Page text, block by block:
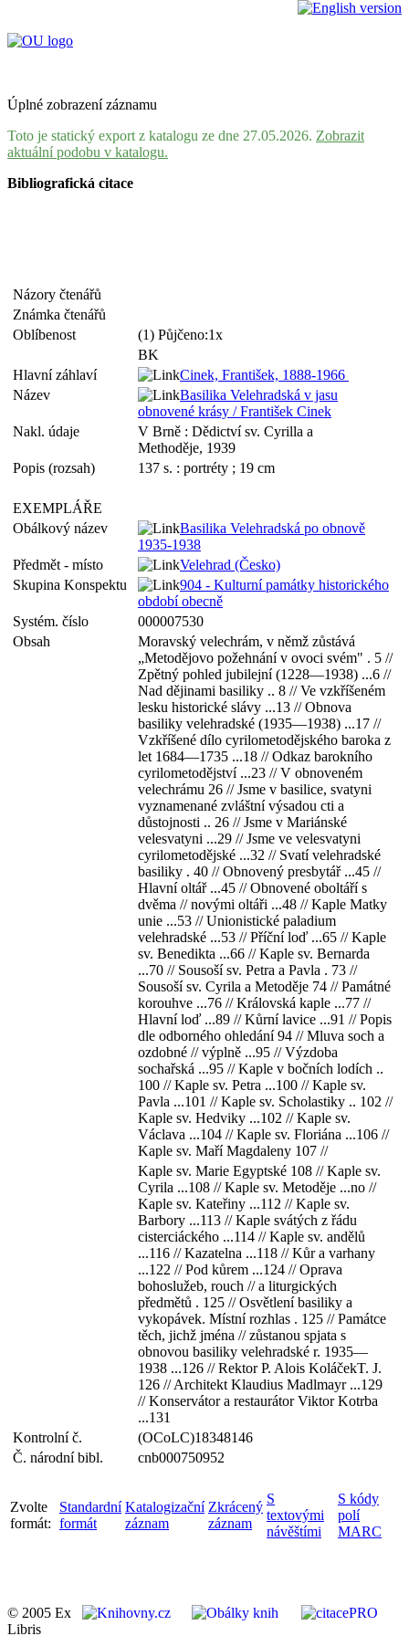
Úplné zobrazení záznamu
Toto je statický export z katalogu ze dne 27.05.2026. Zobrazit
aktuální podobu v katalogu.
Bibliografická citace
Názory čtenářů
Známka čtenářů
Oblíbenost
(1) Půjčeno:1x
BK
Hlavní záhlaví
Cinek, František, 1888-1966
Název
Basilika Velehradská v jasu
obnovené krásy / František Cinek
Nakl. údaje
V Brně : Dědictví sv. Cyrilla a
Methoděje, 1939
Popis (rozsah)
137 s. : portréty ; 19 cm
EXEMPLÁŘE
Obálkový název
Basilika Velehradská po obnově
1935-1938
Předmět - místo
Velehrad (Česko)
Skupina Konspektu
904 - Kulturní památky historického
období obecně
Systém. číslo
000007530
Obsah
Moravský velechrám, v němž zůstává
„Metodějovo požehnání v ovoci svém" . 5 //
Zpětný pohled jubilejní (1228—1938) ...6 //
Nad dějinami basiliky .. 8 // Ve vzkříšeném
lesku historické slávy ...13 // Obnova
basiliky velehradské (1935—1938) ...17 //
Vzkříšené dílo cyrilometodějského baroka z
let 1684—1735 ...18 // Odkaz barokního
cyrilometodějství ...23 // V obnoveném
velechrámu 26 // Jsme v basilice, svatyni
vyznamenané zvláštní výsadou cti a
důstojnosti .. 26 // Jsme v Mariánské
velesvatyni ...29 // Jsme ve velesvatyni
cyrilometodějské ...32 // Svatí velehradské
basiliky . 40 // Obnovený presbytář ...45 //
Hlavní oltář ...45 // Obnovené oboltáří s
dvěma // novými oltáři ...48 // Kaple Matky
unie ...53 // Unionistické paladium
velehradské ...53 // Příční loď ...65 // Kaple
sv. Benedikta ...66 // Kaple sv. Bernarda
...70 // Sousoší sv. Petra a Pavla . 73 //
Sousoší sv. Cyrila a Metoděje 74 // Památné
korouhve ...76 // Královská kaple ...77 //
Hlavní loď ...89 // Kůrní lavice ...91 // Popis
dle odborného ohledání 94 // Mluva soch a
ozdobné // výplně ...95 // Výzdoba
sochařská ...95 // Kaple v bočních lodích ..
100 // Kaple sv. Petra ...100 // Kaple sv.
Pavla ...101 // Kaple sv. Scholastiky .. 102 //
Kaple sv. Hedviky ...102 // Kaple sv.
Václava ...104 // Kaple sv. Floriána ...106 //
Kaple sv. Maří Magdaleny 107 //
Kaple sv. Marie Egyptské 108 // Kaple sv.
Cyrila ...108 // Kaple sv. Metoděje ...no //
Kaple sv. Kateřiny ...112 // Kaple sv.
Barbory ...113 // Kaple svátých z řádu
cisterciáckého ...114 // Kaple sv. andělů
...116 // Kazatelna ...118 // Kůr a varhany
...122 // Pod kůrem ...124 // Oprava
bohoslužeb, rouch // a liturgických
předmětů . 125 // Osvětlení basiliky a
vykopávek. Místní rozhlas . 125 // Památce
těch, jichž jména // zůstanou spjata s
obnovou basiliky velehradské r. 1935—
1938 ...126 // Rektor P. Alois KoláčekT. J.
126 // Architekt Klaudius Madlmayr ...129
// Konservátor a restaurátor Viktor Kotrba
...131
Kontrolní č.
(OCoLC)18348146
Č. národní bibl.
cnb000750952
Zvolte
formát:
Standardní
formát
Katalogizační
záznam
Zkrácený
záznam
S
textovými
návěštími
S kódy
polí
MARC
© 2005 Ex
Libris